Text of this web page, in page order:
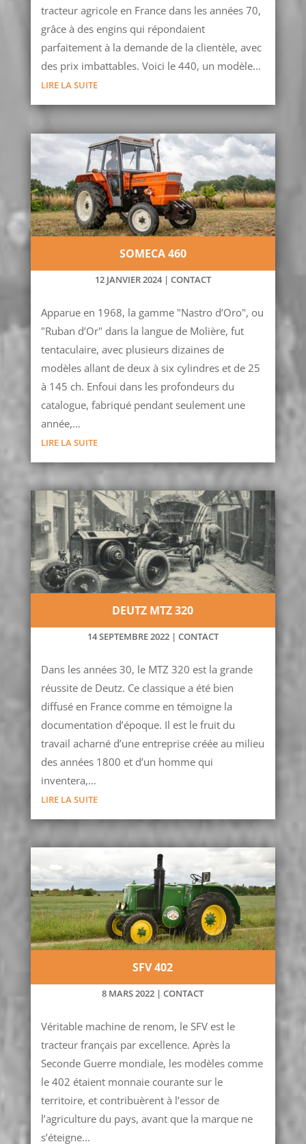
tracteur agricole en France dans les années 70,
grâce à des engins qui répondaient
parfaitement à la demande de la clientèle, avec
des prix imbattables. Voici le 440, un modèle...
LIRE LA SUITE
SOMECA 460
12 JANVIER 2024| CONTACT
Apparue en 1968, la gamme "Nastro d’Oro", ou
"Ruban d’Or" dans la langue de Molière, fut
tentaculaire, avec plusieurs dizaines de
modèles allant de deux à six cylindres et de 25
à 145 ch. Enfoui dans les profondeurs du
catalogue, fabriqué pendant seulement une
année,...
LIRE LA SUITE
DEUTZ MTZ 320
14 SEPTEMBRE 2022| CONTACT
Dans les années 30, le MTZ 320 est la grande
réussite de Deutz. Ce classique a été bien
diffusé en France comme en témoigne la
documentation d’époque. Il est le fruit du
travail acharné d’une entreprise créée au milieu
des années 1800 et d’un homme qui
inventera,...
LIRE LA SUITE
SFV 402
8 MARS 2022 |CONTACT
Véritable machine de renom, le SFV est le
tracteur français par excellence. Après la
Seconde Guerre mondiale, les modèles comme
le 402 étaient monnaie courante sur le
territoire, et contribuèrent à l’essor de
l’agriculture du pays, avant que la marque ne
s’éteigne...